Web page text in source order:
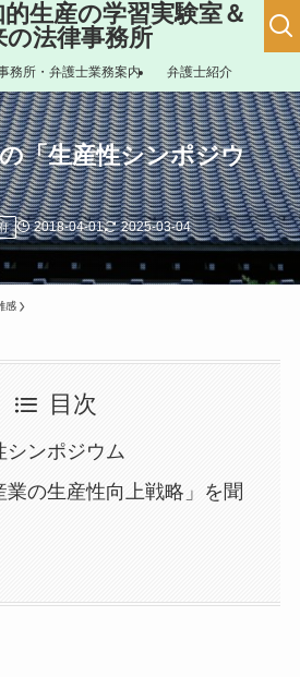
生産の学習実験室＆
の法律事務所
務所・弁護士業務案内 弁護士紹介
「生産性シンポジウ
2018-04-01 2025-03-04
感
目次
シンポジウム
業の生産性向上戦略」を聞